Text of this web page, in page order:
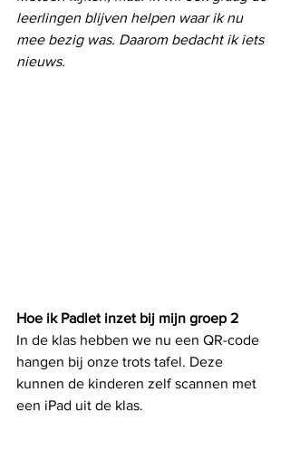
leerlingen blijven helpen waar ik nu
mee bezig was. Daarom bedacht ik iets
nieuws.
Hoe ik Padlet inzet bij mijn groep 2
In de klas hebben we nu een QR-code
hangen bij onze trots tafel. Deze
kunnen de kinderen zelf scannen met
een iPad uit de klas.